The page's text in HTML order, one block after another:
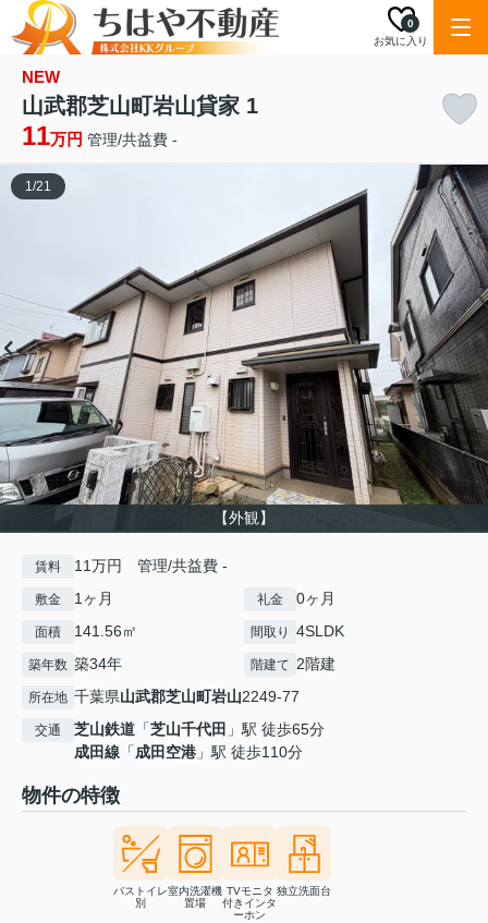
お気に入り
0
NEW
山武郡芝山町岩山貸家 1
11万円 管理/共益費 -
【外観】
1/21
賃料 11万円 管理/共益費 -
敷金 1ヶ月 礼金 0ヶ月
面積 141.56㎡ 間取り 4SLDK
築年数 築34年 階建て 2階建
所在地 千葉県山武郡芝山町岩山2249-77
交通 芝山鉄道 「芝山千代田 」駅 徒歩65分
成田線 「成田空港 」駅 徒歩110分
物件の特徴
バストイレ
別
室内洗濯機
置場
TVモニタ
付きインタ
ーホン
独立洗面台